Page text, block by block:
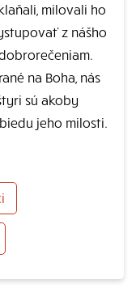
milovali ho
z nášho
na Boha, nás
sú akoby
jeho milosti.